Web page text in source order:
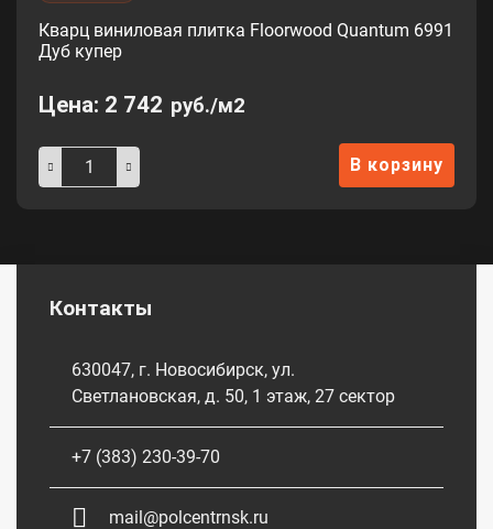
Кварц виниловая плитка Floorwood Quantum 6991
Дуб купер
Цена: 2 742 руб./м2
В корзину
Контакты
630047, г. Новосибирск, ул.
Светлановская, д. 50, 1 этаж, 27 сектор
+7 (383) 230-39-70
mail@polcentrnsk.ru